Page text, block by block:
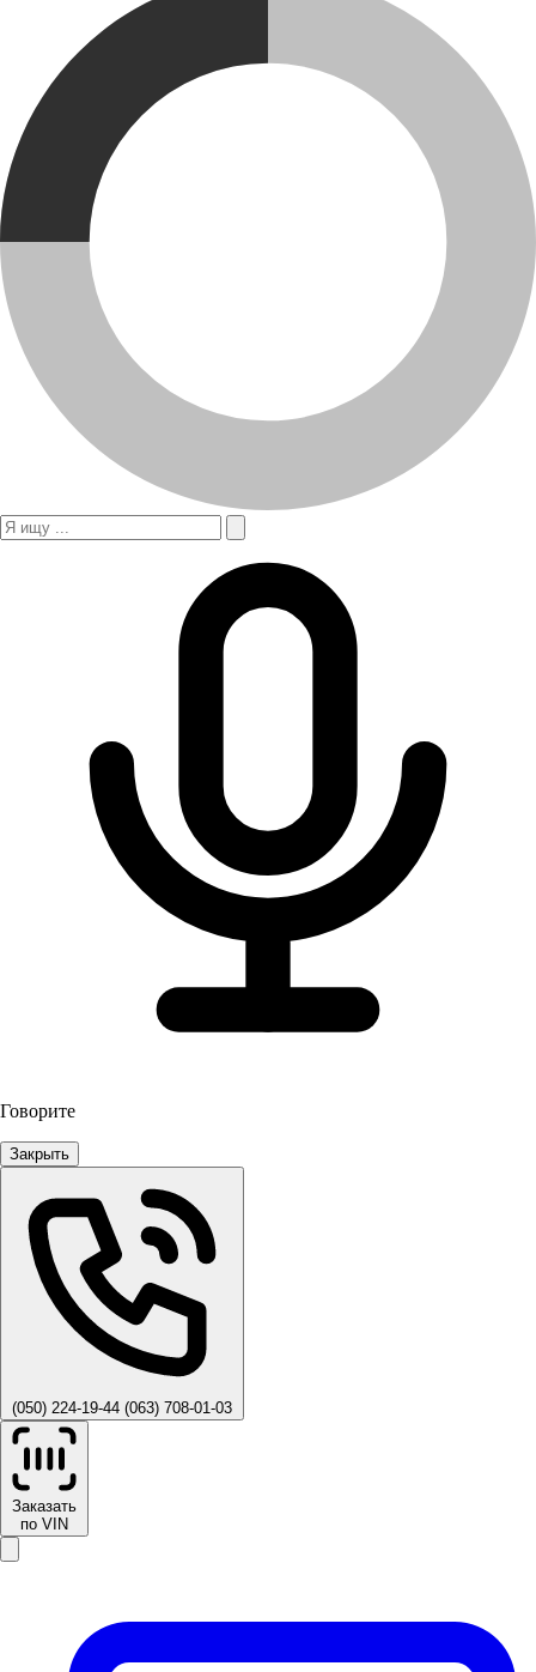
Говорите
Закрыть
(050) 224-19-44 (063) 708-01-03
Заказать
по VIN